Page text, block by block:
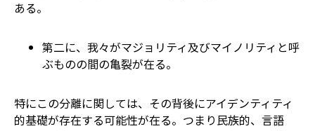
ある。
第二に、我々がマジョリティ及びマイノリティと呼
ぶものの間の亀裂が在る。
特にこの分離に関しては、その背後にアイデンティティ
的基礎が存在する可能性が在る。つまり民族的、言語